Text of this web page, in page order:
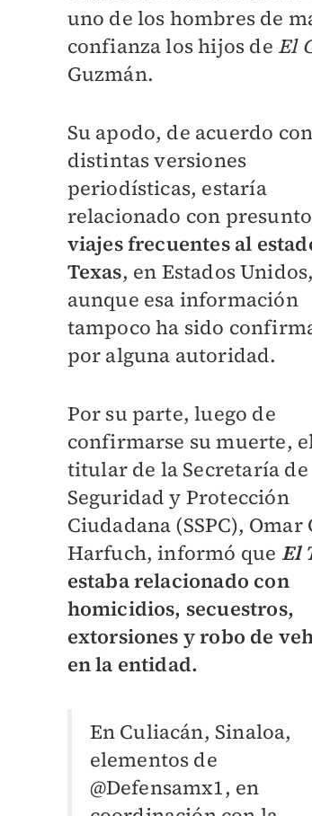
uno de los hombres de
confianza los hijos de El
Guzmán.
Su apodo, de acuerdo con
distintas versiones
periodísticas, estaría
relacionado con
viajes frecuentes al
Texas, en Estados Unidos,
aunque esa información
tampoco ha sido
por alguna autoridad.
Por su parte, luego de
confirmarse su muerte,
titular de la Secretaría de
Seguridad y Protección
Ciudadana (SSPC), Omar
Harfuch, informó que El
estaba relacionado con
homicidios, secuestros,
extorsiones y robo de
en la entidad.
En Culiacán, Sinaloa,
elementos de
@Defensamx1, en